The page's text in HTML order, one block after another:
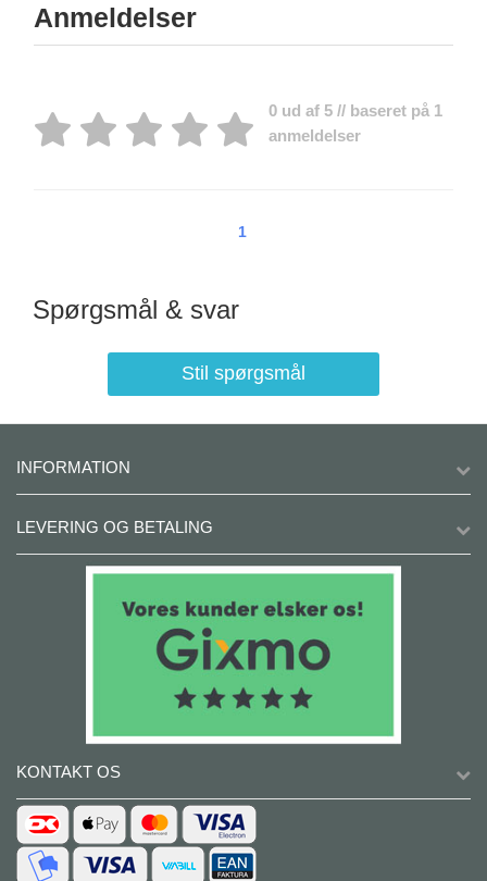
Anmeldelser
0 ud af 5 // baseret på 1
anmeldelser
1
Spørgsmål & svar
Stil spørgsmål
INFORMATION
LEVERING OG BETALING
KONTAKT OS